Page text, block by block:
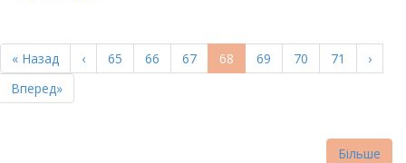
НА
СТОРІНКИ
Перша
сторінка
« Назад
Попередня
сторінка
‹ Page
65 Page
66 Page
67
Поточна
сторінка
68 Page
69 Page
70 Page
71
›
Остання
сторінка
Вперед»
Більше